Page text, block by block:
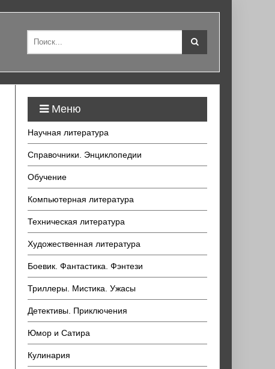
Меню
Научная литература
Справочники. Энциклопедии
Обучение
Компьютерная литература
Техническая литература
Художественная литература
Боевик. Фантастика. Фэнтези
Триллеры. Мистика. Ужасы
Детективы. Приключения
Юмор и Сатира
Кулинария